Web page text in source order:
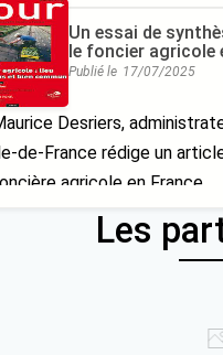
4, n°220), qui regroupe
sur le foncier
Un essai de
le foncier agricole
situation de plus
Publié le 17/07/2025
Desriers,
de-France rédige un
agricole en France
Les